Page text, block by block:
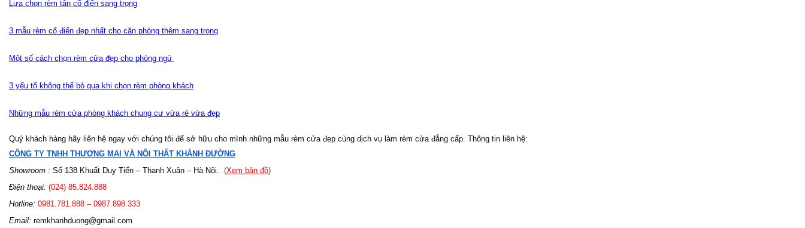
Lựa chọn rèm tân cổ điển sang trọng
3 mẫu rèm cổ điển đẹp nhất cho căn phòng thêm sang trọng
Một số cách chọn rèm cửa đẹp cho phòng ngủ
3 yếu tố không thể bỏ qua khi chọn rèm phòng khách
Những mẫu rèm cửa phòng khách chung cư vừa rẻ vừa đẹp
Quý khách hàng hãy liên hệ ngay với chúng tôi để sở hữu cho mình những mẫu rèm cửa đẹp cùng dịch vụ làm rèm cửa đẳng cấp. Thông tin liên hệ:
CÔNG TY TNHH THƯƠNG MẠI VÀ NỘI THẤT KHÁNH ĐƯỜNG
Showroom : Số 138 Khuất Duy Tiến – Thanh Xuân – Hà Nội. (Xem bản đồ)
Điện thoại: (024) 85.824.888
Hotline: 0981.781.888 – 0987.898.333
Email: remkhanhduong@gmail.com